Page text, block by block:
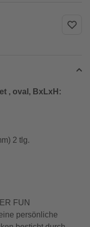
, oval, BxLxH:
2 tlg.
FUN
persönliche